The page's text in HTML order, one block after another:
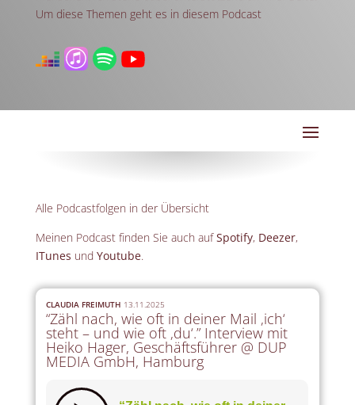
Um diese Themen geht es in diesem Podcast
Alle Podcastfolgen in der Übersicht
Meinen Podcast finden Sie auch aufSpotify, Deezer,
ITunes und Youtube.
CLAUDIA FREIMUTH 13.11.2025
“Zähl nach, wie oft in deiner Mail ‚ich‘
steht – und wie oft ‚du‘.” Interview mit
Heiko Hager, Geschäftsführer @ DUP
MEDIA GmbH, Hamburg